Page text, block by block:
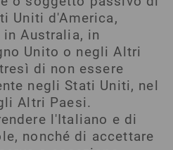
Uniti d'America,
in Australia, in
Unito o negli Altri
di non essere
negli Stati Uniti, nel
Altri Paesi.
l'Italiano e di
nonché di accettare